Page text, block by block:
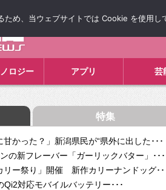
ロジー アプリ 芸
特集
甘かった？」新潟県民が“県外に出した･･･
の新フレーバー「ガーリックバター」･･･
リー祭り」開催 新作カリーナンドッグ･･
対応モバイルバッテリー･･･
ため、当ウェブサイトでは Cookie を使用